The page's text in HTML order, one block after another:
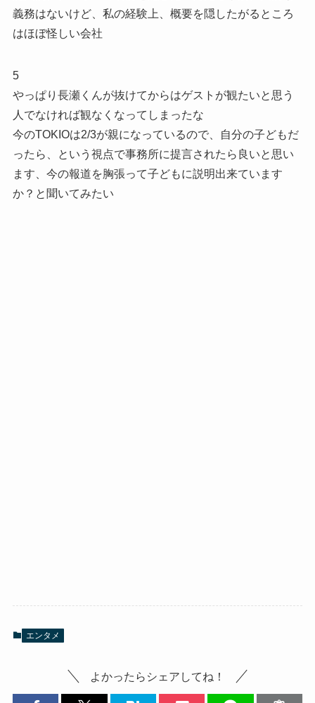
義務はないけど、私の経験上、概要を隠したがるところ
はほぼ怪しい会社
5
やっぱり長瀬くんが抜けてからはゲストが観たいと思う
人でなければ観なくなってしまったな
今のTOKIOは2/3が親になっているので、自分の子どもだ
ったら、という視点で事務所に提言されたら良いと思い
ます、今の報道を胸張って子どもに説明出来ています
か？と聞いてみたい
エンタメ
よかったらシェアしてね！